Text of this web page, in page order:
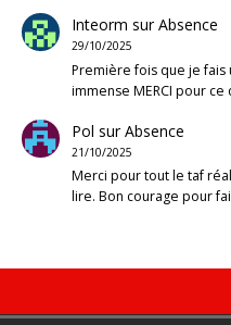
Inteorm surAbsence
29/10/2025
Première fois que je fais
immense MERCI pour
Pol surAbsence
21/10/2025
Merci pour tout le taf
lire. Bon courage pour